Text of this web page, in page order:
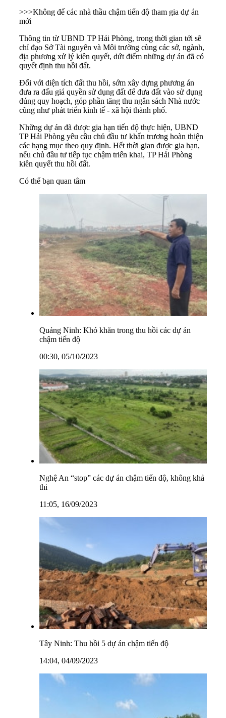
>>>Không để các nhà thầu chậm tiến độ tham gia dự án
mới
Thông tin từ UBND TP Hải Phòng, trong thời gian tới sẽ
chỉ đạo Sở Tài nguyên và Môi trường cùng các sở, ngành,
địa phương xử lý kiên quyết, dứt điểm những dự án đã có
quyết định thu hồi đất.
Đối với diện tích đất thu hồi, sớm xây dựng phương án
đưa ra đấu giá quyền sử dụng đất để đưa đất vào sử dụng
đúng quy hoạch, góp phần tăng thu ngân sách Nhà nước
cũng như phát triển kinh tế - xã hội thành phố.
Những dự án đã được gia hạn tiến độ thực hiện, UBND
TP Hải Phòng yêu cầu chủ đầu tư khẩn trương hoàn thiện
các hạng mục theo quy định. Hết thời gian được gia hạn,
nếu chủ đầu tư tiếp tục chậm triển khai, TP Hải Phòng
kiên quyết thu hồi đất.
Có thể bạn quan tâm
Quảng Ninh: Khó khăn trong thu hồi các dự án
chậm tiến độ
00:30, 05/10/2023
Nghệ An “stop” các dự án chậm tiến độ, không khả
thi
11:05, 16/09/2023
Tây Ninh: Thu hồi 5 dự án chậm tiến độ
14:04, 04/09/2023